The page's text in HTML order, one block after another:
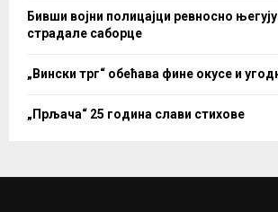
Бивши војни полицајци ревносно
страдале саборце
„Вински трг“ обећава фине окусе и
„Прљача“ 25 година слави стихове